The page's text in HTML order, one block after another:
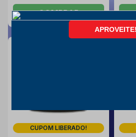
COMPRAR
CUPOM LIBERADO!